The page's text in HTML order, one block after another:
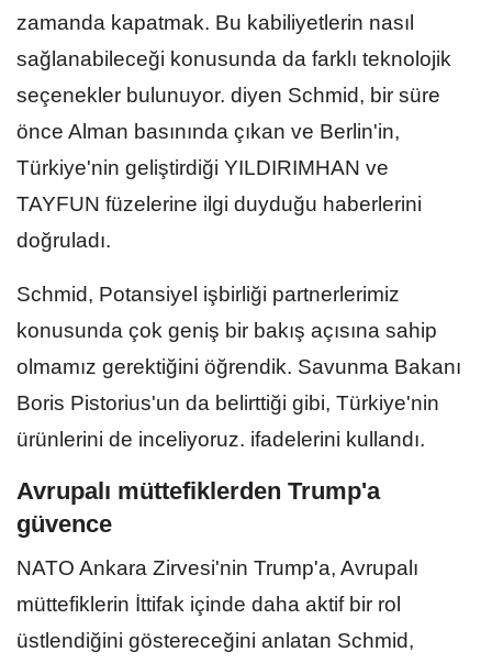
zamanda kapatmak. Bu kabiliyetlerin nasıl
sağlanabileceği konusunda da farklı teknolojik
seçenekler bulunuyor. diyen Schmid, bir süre
önce Alman basınında çıkan ve Berlin'in,
Türkiye'nin geliştirdiği YILDIRIMHAN ve
TAYFUN füzelerine ilgi duyduğu haberlerini
doğruladı.
Schmid, Potansiyel işbirliği partnerlerimiz
konusunda çok geniş bir bakış açısına sahip
olmamız gerektiğini öğrendik. Savunma Bakanı
Boris Pistorius'un da belirttiği gibi, Türkiye'nin
ürünlerini de inceliyoruz. ifadelerini kullandı.
Avrupalı müttefiklerden Trump'a
güvence
NATO Ankara Zirvesi'nin Trump'a, Avrupalı
müttefiklerin İttifak içinde daha aktif bir rol
üstlendiğini göstereceğini anlatan Schmid,